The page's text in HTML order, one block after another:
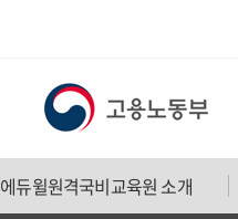
에듀윌원격국비교육원 소개